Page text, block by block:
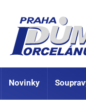
Novinky